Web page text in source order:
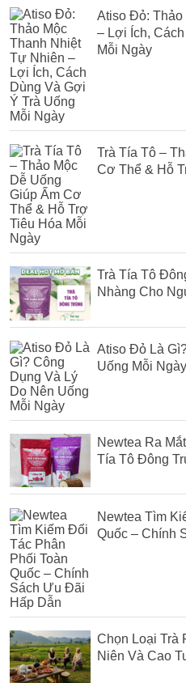
Atiso Đỏ: Thảo
– Lợi Ích,
Mỗi Ngày
Trà Tía Tô –
Cơ Thể & Hỗ
Trà Tía Tô
Nhàng Cho
Atiso Đỏ Là
Uống Mỗi Ngày
Newtea Ra
Tía Tô Đông
Newtea Tìm
Quốc – Chính
Chọn Loại Trà
Niên Và Cao